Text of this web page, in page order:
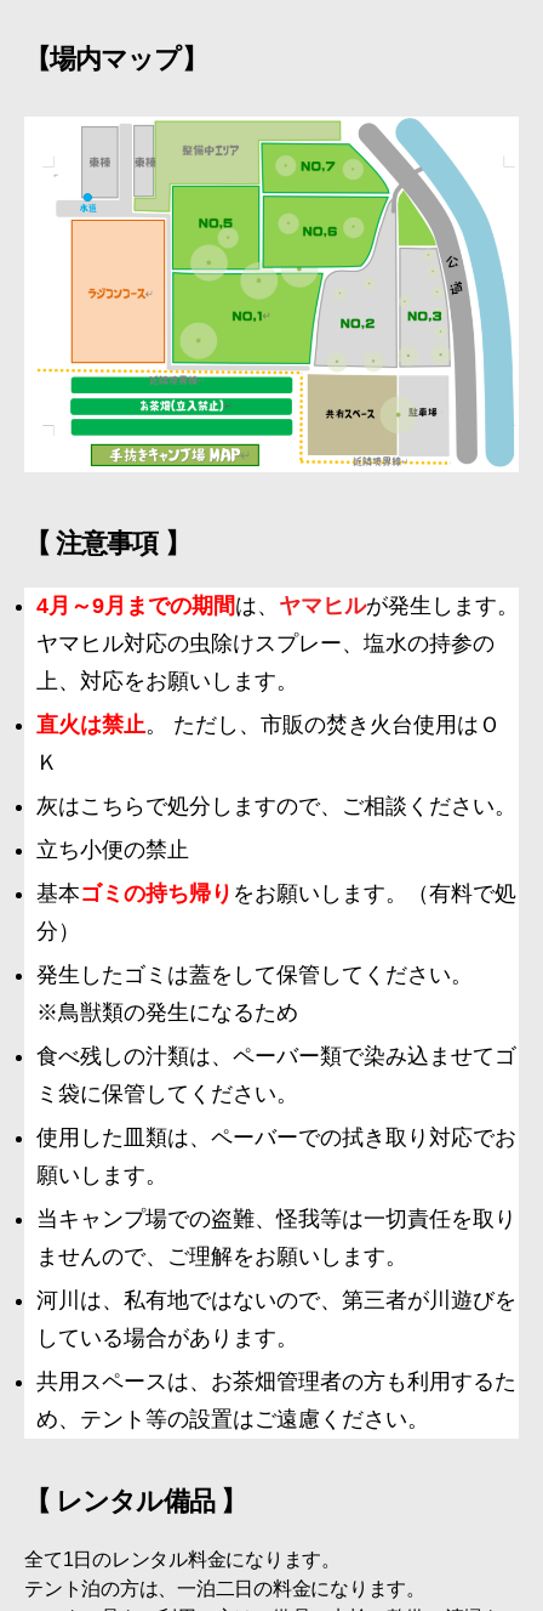
【場内マップ】
【 注意事項 】
4月～9月までの期間は、 ヤマヒルが発生します。
ヤマヒル対応の虫除けスプレー、塩水の持参の
上、対応をお願いします。
直火は禁止。 ただし、市販の焚き火台使用はＯ
Ｋ
灰はこちらで処分しますので、ご相談ください。
立ち小便の禁止
基本ゴミの持ち帰り をお願いします。（有料で処
分）
発生したゴミは蓋をして保管してください。
※鳥獣類の発生になるため
食べ残しの汁類は、ペーバー類で染み込ませてゴ
ミ袋に保管してください。
使用した皿類は、ペーバーでの拭き取り対応でお
願いします。
当キャンプ場での盗難、怪我等は一切責任を取り
ませんので、ご理解をお願いします。
河川は、私有地ではないので、第三者が川遊びを
している場合があります。
共用スペースは、お茶畑管理者の方も利用するた
め、テント等の設置はご遠慮ください。
【 レンタル備品 】
全て1日のレンタル料金になります。
テント泊の方は、一泊二日の料金になります。